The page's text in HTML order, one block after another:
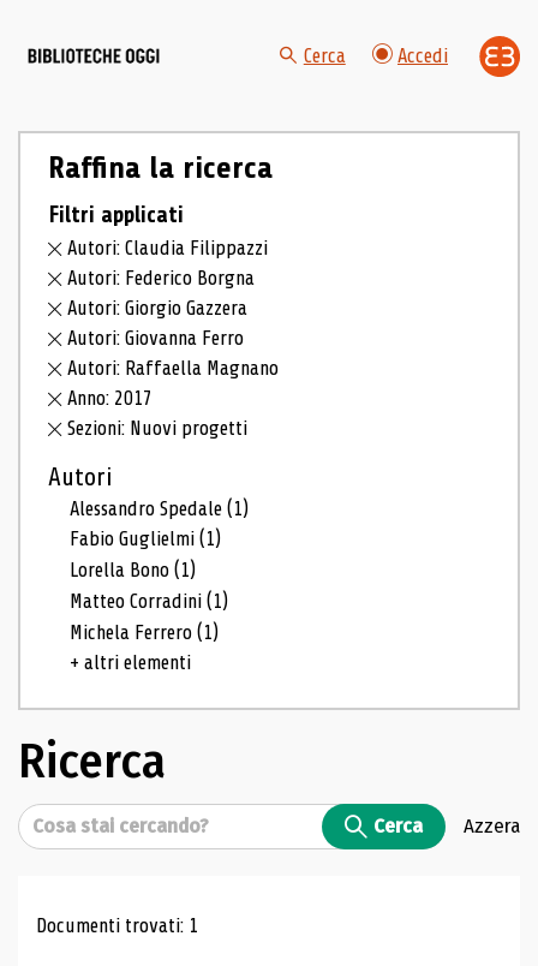
Cerca Accedi
Raffina la ricerca
Filtri applicati
Autori: Claudia Filippazzi
Autori: Federico Borgna
Autori: Giorgio Gazzera
Autori: Giovanna Ferro
Autori: Raffaella Magnano
Anno: 2017
Sezioni: Nuovi progetti
Autori
Alessandro Spedale(1)
Fabio Guglielmi(1)
Lorella Bono(1)
Matteo Corradini(1)
Michela Ferrero(1)
+ altri elementi
Ricerca
Cerca Cerca Azzera
Risultati di ricerca
Documenti trovati: 1